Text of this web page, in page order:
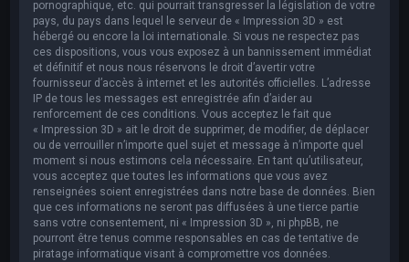
pornographique, etc. qui pourrait transgresser la législation de votre
pays, du pays dans lequel le serveur de « Impression 3D » est
hébergé ou encore la loi internationale. Si vous ne respectez pas
ces dispositions, vous vous exposez à un bannissement immédiat
et définitif et nous nous réservons le droit d’avertir votre
fournisseur d’accès à internet et les autorités officielles. L’adresse
IP de tous les messages est enregistrée afin d’aider au
renforcement de ces conditions. Vous acceptez le fait que
« Impression 3D » ait le droit de supprimer, de modifier, de déplacer
ou de verrouiller n’importe quel sujet et message à n’importe quel
moment si nous estimons cela nécessaire. En tant qu’utilisateur,
vous acceptez que toutes les informations que vous avez
renseignées soient enregistrées dans notre base de données. Bien
que ces informations ne seront pas diffusées à une tierce partie
sans votre consentement, ni « Impression 3D », ni phpBB, ne
pourront être tenus comme responsables en cas de tentative de
piratage informatique visant à compromettre vos données.